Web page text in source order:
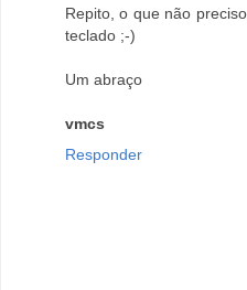
Repito, o que não
teclado ;-)
Um abraço
vmcs
Responder